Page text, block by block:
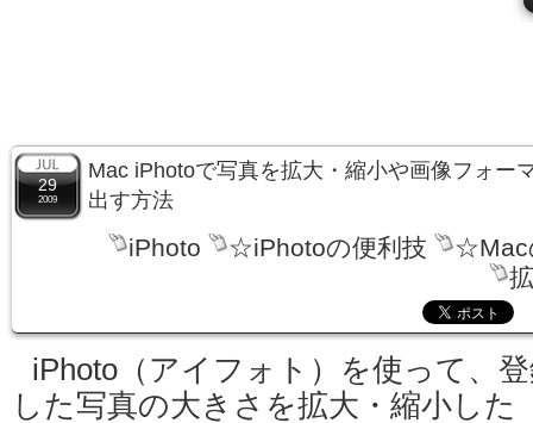
29
2009
Mac iPhotoで写真を拡大・縮小や画像フォー
出す方法
iPhoto ☆iPhotoの便利技
☆Mac
iPhoto（アイフォト）を使って、
した写真の大きさを拡大・縮小した